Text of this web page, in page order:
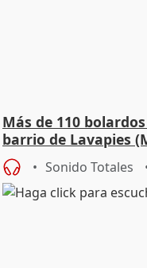
Más de 110
barrio de Lavapies
Sonido Totales